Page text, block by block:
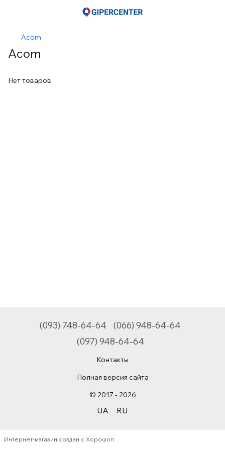
Acom
Acom
Нет товаров
(093) 748-64-64
(066) 948-64-64
(097) 948-64-64
Контакты
Полная версия сайта
© 2017 - 2026
UA RU
Интернет-магазин создан с Хорошоп